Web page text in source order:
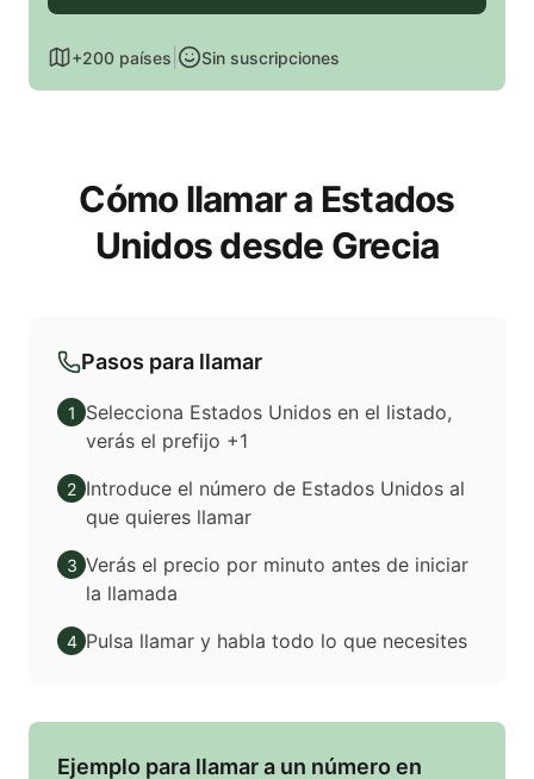
+200 países Sin suscripciones
Cómo llamar a Estados
Unidos desde Grecia
Pasos para llamar
1
Selecciona Estados Unidos en el listado,
verás el prefijo +1
2 Introduce el número de Estados Unidos al
que quieres llamar
3 Verás el precio por minuto antes de iniciar
la llamada
4 Pulsa llamar y habla todo lo que necesites
Ejemplo para llamar a un número en